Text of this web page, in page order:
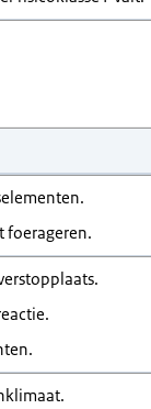
foerageren.